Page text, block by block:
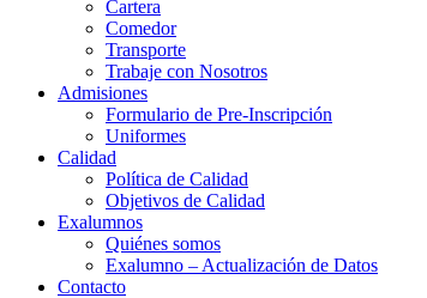
Cartera
Comedor
Transporte
Trabaje con Nosotros
Admisiones
Formulario de Pre-Inscripción
Uniformes
Calidad
Política de Calidad
Objetivos de Calidad
Exalumnos
Quiénes somos
Exalumno – Actualización de Datos
Contacto